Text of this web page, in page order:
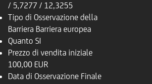
/ 5,7277 / 12,3255
Tipo di Osservazione della
Barriera Barriera europea
Quanto SI
Prezzo di vendita iniziale
100,00 EUR
Data di Osservazione Finale